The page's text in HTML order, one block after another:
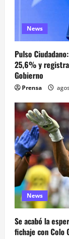
News
Pulso
25,6% y
Gobierno
Prensa
News
Se acabó la
fichaje con Colo